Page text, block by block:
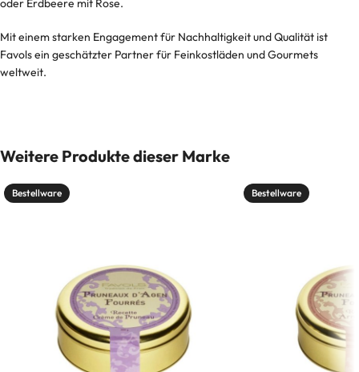
oder Erdbeere mit Rose.
Mit einem starken Engagement für Nachhaltigkeit und Qualität ist
Favols ein geschätzter Partner für Feinkostläden und Gourmets
weltweit.
Weitere Produkte dieser Marke
Bestellware Bestellware